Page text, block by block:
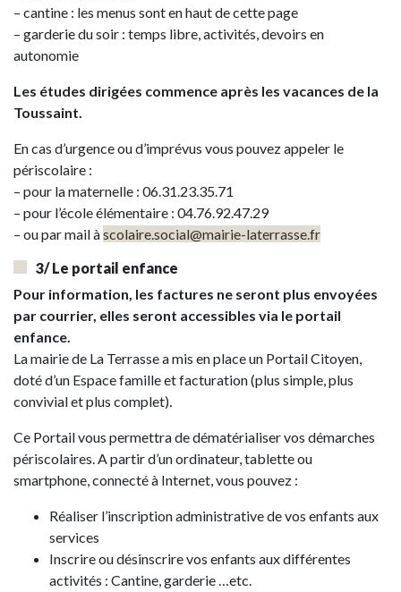
– cantine : les menus sont en haut de cette page
– garderie du soir : temps libre, activités, devoirs en
autonomie
Les études dirigées commence après les vacances de la
Toussaint.
En cas d’urgence ou d’imprévus vous pouvez appeler le
périscolaire :
– pour la maternelle : 06.31.23.35.71
– pour l’école élémentaire : 04.76.92.47.29
– ou par mail àscolaire.social@mairie-laterrasse.fr
3/ Le portail enfance
Pour information, les factures ne seront plus envoyées
par courrier, elles seront accessibles via le portail
enfance.
La mairie de La Terrasse a mis en place un Portail Citoyen,
doté d’un Espace famille et facturation (plus simple, plus
convivial et plus complet).
Ce Portail vous permettra de dématérialiser vos démarches
périscolaires. A partir d’un ordinateur, tablette ou
smartphone, connecté à Internet, vous pouvez :
Réaliser l’inscription administrative de vos enfants aux
services
Inscrire ou désinscrire vos enfants aux différentes
activités : Cantine, garderie …etc.